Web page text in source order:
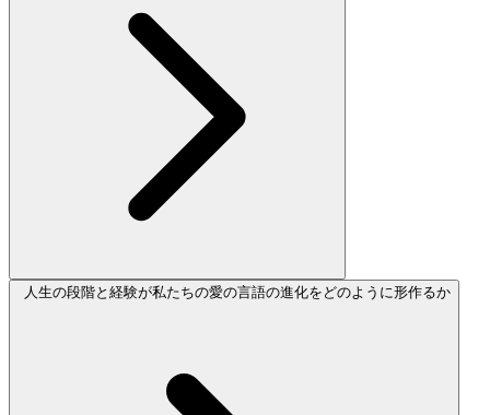
人生の段階と経験が私たちの愛の言語の進化をどのように形作るか